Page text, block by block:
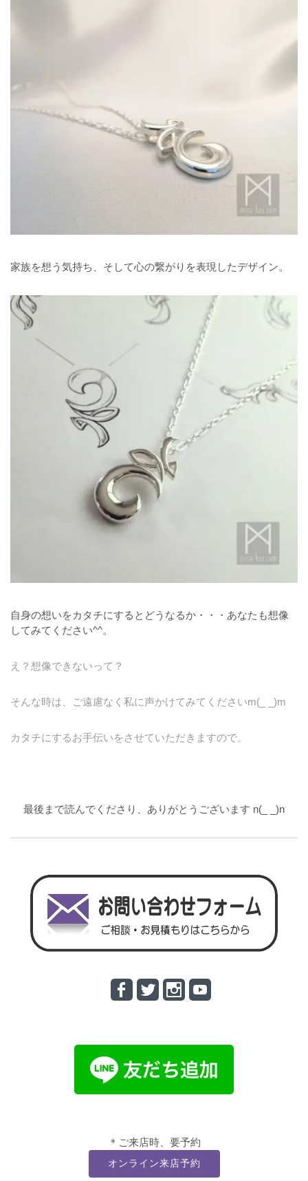
家族を想う気持ち、そして心の繋がりを表現したデザイン。
自身の想いをカタチにするとどうなるか・・・あなたも想像
してみてください^^。
え？想像できないって？
そんな時は、ご遠慮なく私に声かけてみてくださいm(_ _)m
カタチにするお手伝いをさせていただきますので。
最後まで読んでくださり、ありがとうございます n(_ _)n
＊ご来店時、要予約
オンライン来店予約